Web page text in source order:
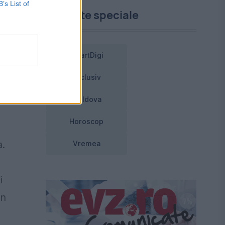
List of
Proiecte speciale
SmartDigi
Exclusiv
Moldova
Horoscop
Vremea